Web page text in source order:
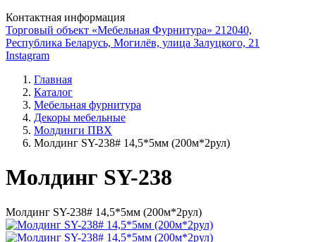
Контактная информация
Торговый объект «Мебельная Фурнитура» 212040,
Республика Беларусь, Могилёв, улица Залуцкого, 21
Instagram
Главная
Каталог
Мебельная фурнитура
Декоры мебельные
Молдинги ПВХ
Молдинг SY-238# 14,5*5мм (200м*2рул)
Молдинг SY-238
Молдинг SY-238# 14,5*5мм (200м*2рул)